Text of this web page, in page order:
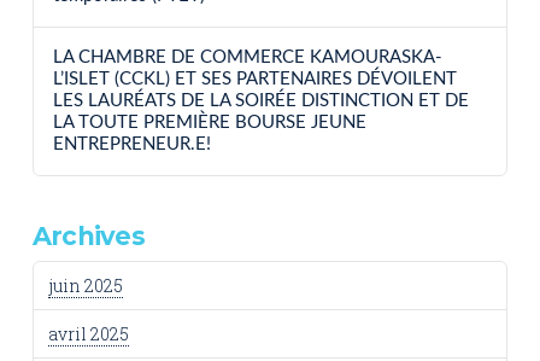
LA CHAMBRE DE COMMERCE KAMOURASKA-
L’ISLET (CCKL) ET SES PARTENAIRES DÉVOILENT
LES LAURÉATS DE LA SOIRÉE DISTINCTION ET DE
LA TOUTE PREMIÈRE BOURSE JEUNE
ENTREPRENEUR.E!
Archives
juin 2025
avril 2025